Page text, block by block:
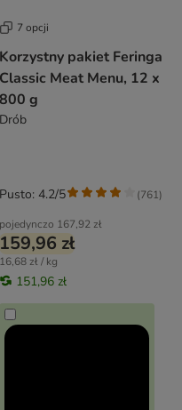
7 opcji
Korzystny pakiet Feringa
Classic Meat Menu, 12 x
800 g
Drób
pojedynczo 167,92 zł
159,96 zł
16,68 zł / kg
151,96 zł
Pusto: 4.2/5 (761)